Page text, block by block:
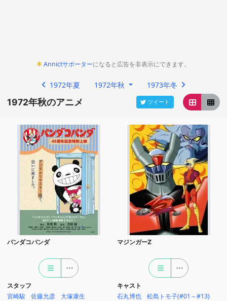
Annictサポーターになると広告を非表示にできます。
1972年夏 1972年秋 1973年冬
1972年秋のアニメ ツイート
パンダコパンダ
スタッフ
宮崎駿
佐藤允彦
大塚康生
マジンガーZ
キャスト
石丸博也
松島トモ子(#01～#13)